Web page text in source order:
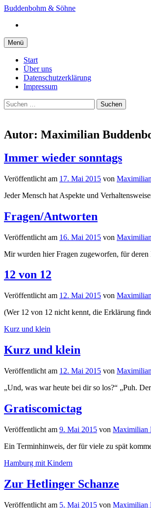
Springe
Inhalt
Buddenbohm & Söhne
Menü
Start
Über uns
Datenschutzerklärung
Impressum
Suchen
nach:
Autor: Maximilian
Immer wieder sonntags
Veröffentlicht am 17. Mai 2015 von
Jeder Mensch hat Aspekte und
Fragen/Antworten
Veröffentlicht am 16. Mai 2015 von
Mir wurden hier Fragen zugeworfen, für
12 von 12
Veröffentlicht am 12. Mai 2015 von
(Wer 12 von 12 nicht kennt, die Erklärung
Kurz und klein
Kurz und klein
Veröffentlicht am 12. Mai 2015 von
„Und, was war heute bei dir so los?“ „Puh.
Gratiscomictag
Veröffentlicht am 9. Mai 2015 von Maximilian
Ein Terminhinweis, der für viele zu spät
Hamburg mit Kindern
Zur Hetlinger Schanze
Veröffentlicht am 5. Mai 2015 von Maximilian